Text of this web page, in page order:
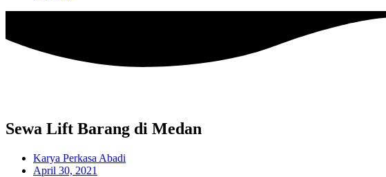
Sewa Lift Barang di Medan
Karya Perkasa Abadi
April 30, 2021